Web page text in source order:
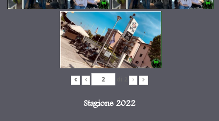
« ‹ › »
Stagione 2022